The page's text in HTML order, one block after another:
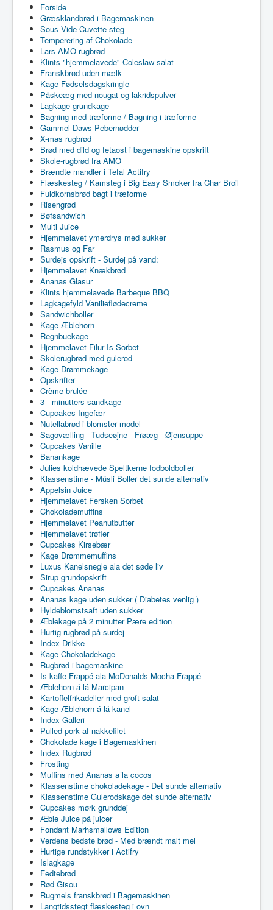
Forside
Græsklandbrød i Bagemaskinen
Sous Vide Cuvette steg
Temperering af Chokolade
Lars AMO rugbrød
Klints "hjemmelavede" Coleslaw salat
Franskbrød uden mælk
Kage Fødselsdagskringle
Påskeæg med nougat og lakridspulver
Lagkage grundkage
Bagning med træforme / Bagning i træforme
Gammel Daws Pebernødder
X-mas rugbrød
Brød med dild og fetaost i bagemaskine opskrift
Skole-rugbrød fra AMO
Brændte mandler i Tefal Actifry
Flæskesteg / Kamsteg i Big Easy Smoker fra Char Broil
Fuldkornsbrød bagt i træforme
Risengrød
Bøfsandwich
Multi Juice
Hjemmelavet ymerdrys med sukker
Rasmus og Far
Surdejs opskrift - Surdej på vand:
Hjemmelavet Knækbrød
Ananas Glasur
Klints hjemmelavede Barbeque BBQ
Lagkagefyld Vanilieflødecreme
Sandwichboller
Kage Æblehorn
Regnbuekage
Hjemmelavet Filur Is Sorbet
Skolerugbrød med gulerod
Kage Drømmekage
Opskrifter
Crème brulée
3 - minutters sandkage
Cupcakes Ingefær
Nutellabrød i blomster model
Sagovælling - Tudseøjne - Frøæg - Øjensuppe
Cupcakes Vanille
Banankage
Julies koldhævede Speltkerne fodboldboller
Klassenstime - Müsli Boller det sunde alternativ
Appelsin Juice
Hjemmelavet Fersken Sorbet
Chokolademuffins
Hjemmelavet Peanutbutter
Hjemmelavet trøfler
Cupcakes Kirsebær
Kage Drømmemuffins
Luxus Kanelsnegle ala det søde liv
Sirup grundopskrift
Cupcakes Ananas
Ananas kage uden sukker ( Diabetes venlig )
Hyldeblomstsaft uden sukker
Æblekage på 2 minutter Pære edition
Hurtig rugbrød på surdej
Index Drikke
Kage Chokoladekage
Rugbrød i bagemaskine
Is kaffe Frappé ala McDonalds Mocha Frappé
Æblehorn á lá Marcipan
Kartoffelfrikadeller med groft salat
Kage Æblehorn á lá kanel
Index Galleri
Pulled pork af nakkefilet
Chokolade kage i Bagemaskinen
Index Rugbrød
Frosting
Muffins med Ananas a´la cocos
Klassenstime chokoladekage - Det sunde alternativ
Klassenstime Gulerodskage det sunde alternativ
Cupcakes mørk grunddej
Æble Juice på juicer
Fondant Marhsmallows Edition
Verdens bedste brød - Med brændt malt mel
Hurtige rundstykker i Actifry
Islagkage
Fedtebrød
Rød Gisou
Rugmels franskbrød i Bagemaskinen
Langtidsstegt flæskesteg i ovn